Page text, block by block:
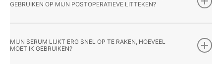
GEBRUIKEN OP MIJN POSTOPERATIEVE LITTEKEN?
MIJN SERUM LIJKT ERG SNEL OP TE RAKEN, HOEVEEL
MOET IK GEBRUIKEN?